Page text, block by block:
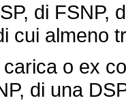
di FSNP,
cui almeno
o ex
di una